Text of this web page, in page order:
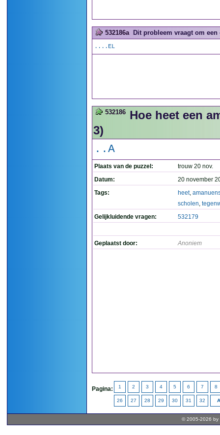
532186a Dit probleem vraagt om
....EL
532186 Hoe heet een
3)
..A
Plaats van de puzzel:
trouw 20 nov.
Datum:
20 november
Tags:
heet,
scholen,
Gelijkluidende vragen:
532179
Geplaatst door: Anoniem
Pagina: 1 2 3 4 5 6 7 8
26 27 28 29 30 31 32
© 2005-2026 by